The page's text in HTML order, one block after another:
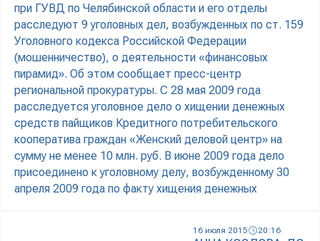
при ГУВД по Челябинской области и его отделы
расследуют 9 уголовных дел, возбужденных по ст. 159
Уголовного кодекса Российской Федерации
(мошенничество), о деятельности «финансовых
пирамид». Об этом сообщает пресс-центр
региональной прокуратуры. С 28 мая 2009 года
расследуется уголовное дело о хищении денежных
средств пайщиков Кредитного потребительского
кооператива граждан «Женский деловой центр» на
сумму не менее 10 млн. руб. В июне 2009 года дело
присоединено к уголовному делу, возбужденному 30
апреля 2009 года по факту хищения денежных
16 июля 2015 20:16